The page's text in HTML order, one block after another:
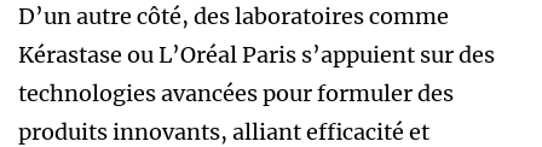
D’un autre côté, des laboratoires comme
Kérastase ou L’Oréal Paris s’appuient sur des
technologies avancées pour formuler des
produits innovants, alliant efficacité et